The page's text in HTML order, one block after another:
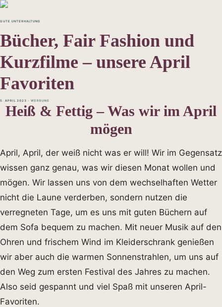
GUTE UNTERHALTUNG
Bücher, Fair Fashion und
Kurzfilme – unsere April
Favoriten
5. APRIL 2023 - WERBUNG
Heiß & Fettig – Was wir im April
mögen
April, April, der weiß nicht was er will! Wir im Gegensatz
wissen ganz genau, was wir diesen Monat wollen und
mögen. Wir lassen uns von dem wechselhaften Wetter
nicht die Laune verderben, sondern nutzen die
verregneten Tage, um es uns mit guten Büchern auf
dem Sofa bequem zu machen. Mit neuer Musik auf den
Ohren und frischem Wind im Kleiderschrank genießen
wir aber auch die warmen Sonnenstrahlen, um uns auf
den Weg zum ersten Festival des Jahres zu machen.
Also seid gespannt und viel Spaß mit unseren April-
Favoriten.